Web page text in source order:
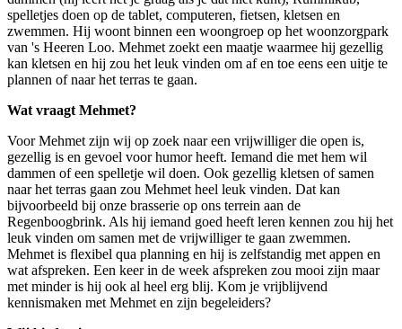
spelletjes doen op de tablet, computeren, fietsen, kletsen en
zwemmen. Hij woont binnen een woongroep op het woonzorgpark
van 's Heeren Loo. Mehmet zoekt een maatje waarmee hij gezellig
kan kletsen en hij zou het leuk vinden om af en toe eens een uitje te
plannen of naar het terras te gaan.
Wat vraagt Mehmet?
Voor Mehmet zijn wij op zoek naar een vrijwilliger die open is,
gezellig is en gevoel voor humor heeft. Iemand die met hem wil
dammen of een spelletje wil doen. Ook gezellig kletsen of samen
naar het terras gaan zou Mehmet heel leuk vinden. Dat kan
bijvoorbeeld bij onze brasserie op ons terrein aan de
Regenboogbrink. Als hij iemand goed heeft leren kennen zou hij het
leuk vinden om samen met de vrijwilliger te gaan zwemmen.
Mehmet is flexibel qua planning en hij is zelfstandig met appen en
wat afspreken. Een keer in de week afspreken zou mooi zijn maar
met minder is hij ook al heel erg blij. Kom je vrijblijvend
kennismaken met Mehmet en zijn begeleiders?